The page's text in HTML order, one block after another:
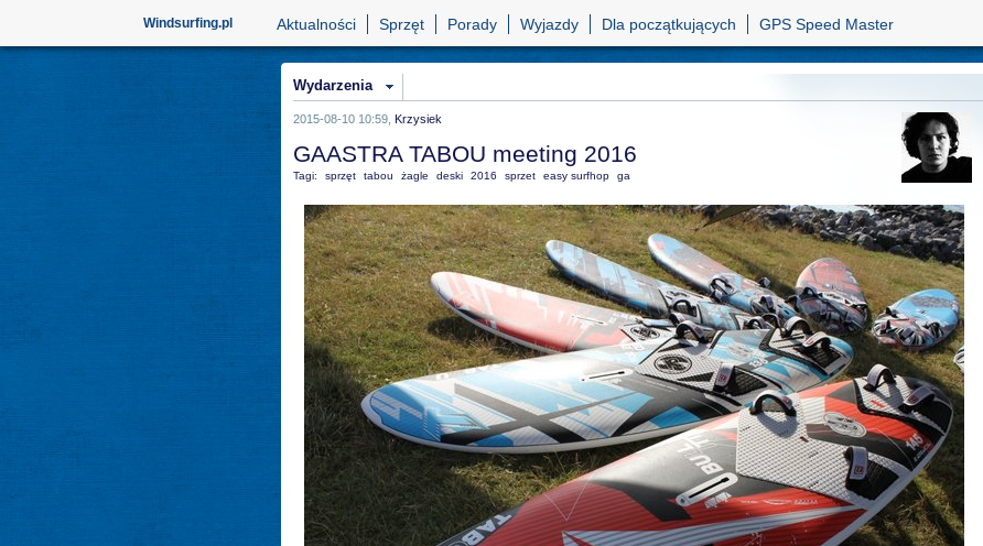
Windsurfing.pl Aktualności Sprzęt Porady Wyjazdy Dla początkujących GPS Speed Master
Wydarzenia
2015-08-10 10:59, Krzysiek
GAASTRA TABOU meeting 2016
Tagi: sprzęt tabou żagle deski 2016 sprzet easy surfhop ga